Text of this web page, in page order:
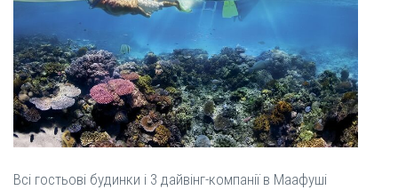
Всі гостьові будинки і 3 дайвінг-компанії в Маафуші